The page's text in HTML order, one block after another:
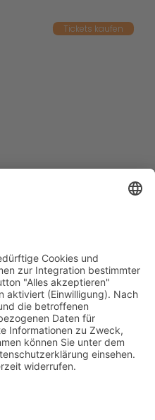
Tickets kaufen